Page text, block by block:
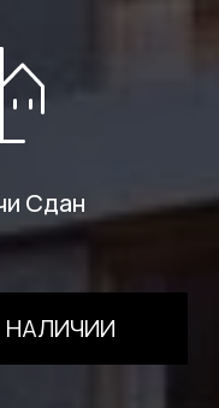
Сдан
НАЛИЧИИ